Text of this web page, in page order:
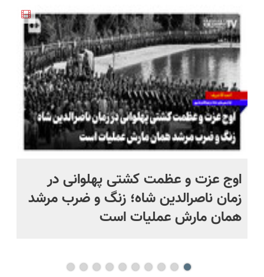
اوج عزت و عظمت کشتی پهلوانی در
زمان ناصرالدین شاه؛ زنگ و ضرب مرشد
همان مارش عملیات است